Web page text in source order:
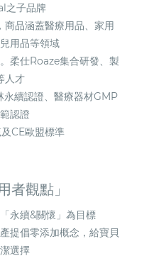
之子品牌
商品涵蓋醫療用品、家用
用品等領域
柔仕Roaze集合研發、製
人才
續認證、醫療器材GMP
認證
CE歐盟標準
者觀點」
永續&關懷」為目標
提倡零添加概念，給寶貝
選擇